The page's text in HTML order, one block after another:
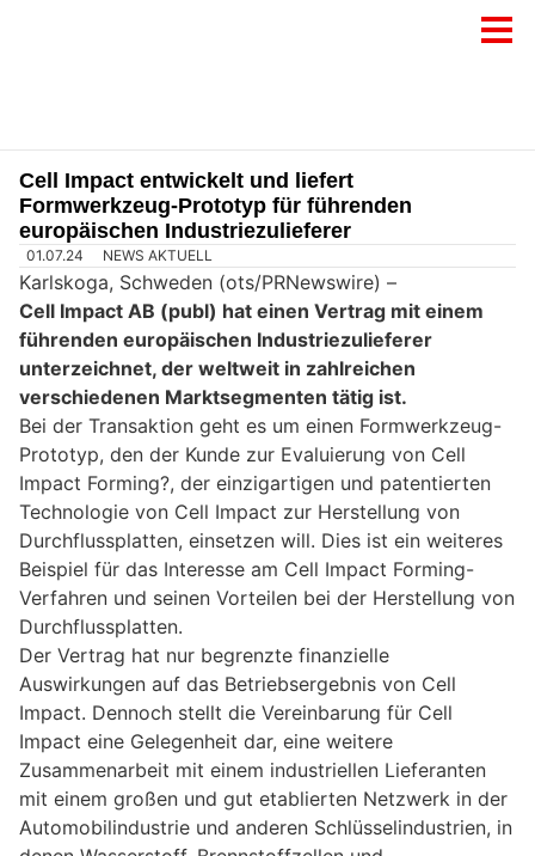
Cell Impact entwickelt und liefert
Formwerkzeug-Prototyp für führenden
europäischen Industriezulieferer
01.07.24 NEWS AKTUELL
Karlskoga, Schweden (ots/PRNewswire) –
Cell Impact AB (publ) hat einen Vertrag mit einem
führenden europäischen Industriezulieferer
unterzeichnet, der weltweit in zahlreichen
verschiedenen Marktsegmenten tätig ist.
Bei der Transaktion geht es um einen Formwerkzeug-
Prototyp, den der Kunde zur Evaluierung von Cell
Impact Forming?, der einzigartigen und patentierten
Technologie von Cell Impact zur Herstellung von
Durchflussplatten, einsetzen will. Dies ist ein weiteres
Beispiel für das Interesse am Cell Impact Forming-
Verfahren und seinen Vorteilen bei der Herstellung von
Durchflussplatten.
Der Vertrag hat nur begrenzte finanzielle
Auswirkungen auf das Betriebsergebnis von Cell
Impact. Dennoch stellt die Vereinbarung für Cell
Impact eine Gelegenheit dar, eine weitere
Zusammenarbeit mit einem industriellen Lieferanten
mit einem großen und gut etablierten Netzwerk in der
Automobilindustrie und anderen Schlüsselindustrien, in